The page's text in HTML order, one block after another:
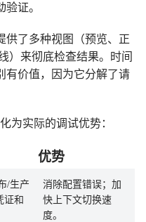
证。
供了多种视图（预览、正
）来彻底检查结果。时间
有价值，因为它分解了请
为实际的调试优势：
优势
/生产
证和
消除配置错误；加
快上下文切换速
度。